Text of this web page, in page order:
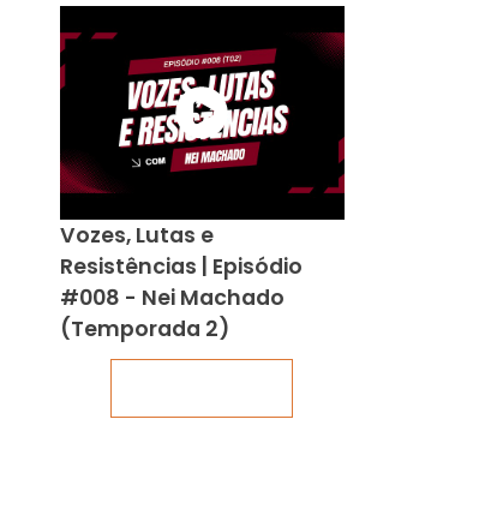
Vozes, Lutas e
Resistências | Episódio
#008 - Nei Machado
(Temporada 2)